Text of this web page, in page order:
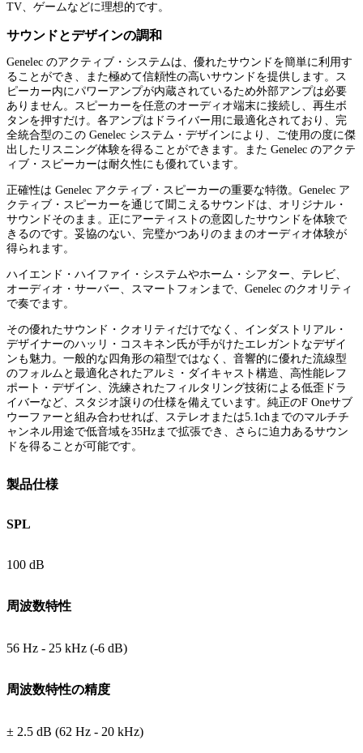
TV、ゲームなどに理想的です。
サウンドとデザインの調和
Genelec のアクティブ・システムは、優れたサウンドを簡単に利用す
ることができ、また極めて信頼性の高いサウンドを提供します。ス
ピーカー内にパワーアンプが内蔵されているため外部アンプは必要
ありません。スピーカーを任意のオーディオ端末に接続し、再生ボ
タンを押すだけ。各アンプはドライバー用に最適化されており、完
全統合型のこの Genelec システム・デザインにより、ご使用の度に傑
出したリスニング体験を得ることができます。また Genelec のアクテ
ィブ・スピーカーは耐久性にも優れています。
正確性は Genelec アクティブ・スピーカーの重要な特徴。Genelec ア
クティブ・スピーカーを通じて聞こえるサウンドは、オリジナル・
サウンドそのまま。正にアーティストの意図したサウンドを体験で
きるのです。妥協のない、完璧かつありのままのオーディオ体験が
得られます。
ハイエンド・ハイファイ・システムやホーム・シアター、テレビ、
オーディオ・サーバー、スマートフォンまで、Genelec のクオリティ
で奏でます。
その優れたサウンド・クオリティだけでなく、インダストリアル・
デザイナーのハッリ・コスキネン氏が手がけたエレガントなデザイ
ンも魅力。一般的な四角形の箱型ではなく、音響的に優れた流線型
のフォルムと最適化されたアルミ・ダイキャスト構造、高性能レフ
ポート・デザイン、洗練されたフィルタリング技術による低歪ドラ
イバーなど、スタジオ譲りの仕様を備えています。純正のF Oneサブ
ウーファーと組み合わせれば、ステレオまたは5.1chまでのマルチチ
ャンネル用途で低音域を35Hzまで拡張でき、さらに迫力あるサウン
ドを得ることが可能です。
製品仕様
SPL
100 dB
周波数特性
56 Hz - 25 kHz (-6 dB)
周波数特性の精度
± 2.5 dB (62 Hz - 20 kHz)